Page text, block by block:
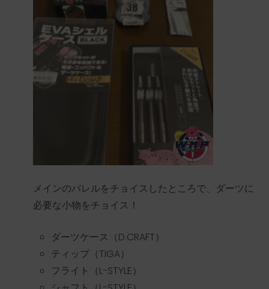
メインのバレルをチョイスしたところで、ダーツに
必要な小物をチョイス！
ダーツケース（D.CRAFT）
ティップ（TIGA）
フライト（L-STYLE）